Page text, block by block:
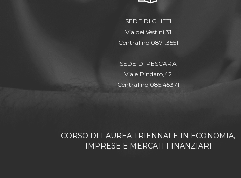
SEDE DI CHIETI
Via dei Vestini,31
Centralino 0871.3551
SEDE DI PESCARA
Viale Pindaro,42
Centralino 085.45371
CORSO DI LAUREA TRIENNALE IN ECONOMIA,
IMPRESE E MERCATI FINANZIARI